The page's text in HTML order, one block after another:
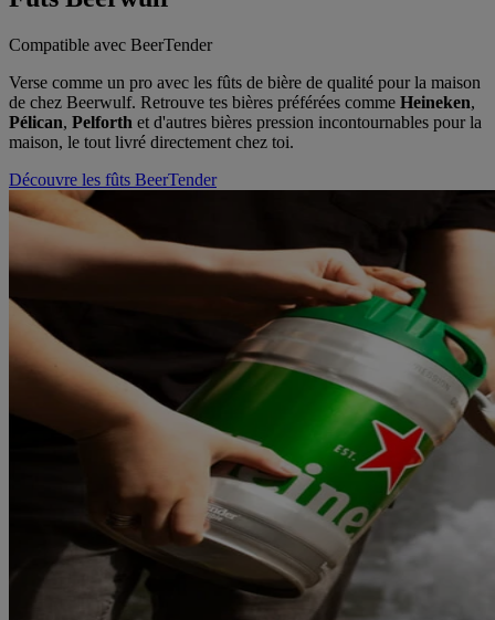
Compatible avec BeerTender
Verse comme un pro avec les fûts de bière de qualité pour la maison
de chez Beerwulf. Retrouve tes bières préférées comme Heineken,
Pélican, Pelforth et d'autres bières pression incontournables pour la
maison, le tout livré directement chez toi.
Découvre les fûts BeerTender